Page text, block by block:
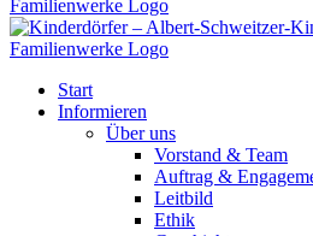
Start
Informieren
Über uns
Vorstand & Team
Auftrag &
Leitbild
Ethik